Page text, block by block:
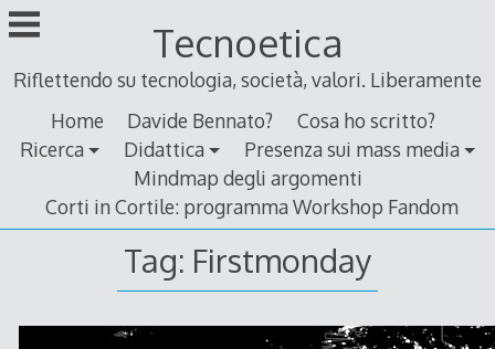
Skip
to
Tecnoetica
Riflettendo su tecnologia, società, valori. Liberamente
Home
Davide Bennato?
Cosa ho scritto?
Ricerca
Didattica
Presenza sui mass media
Mindmap degli argomenti
Corti in Cortile: programma Workshop Fandom
Tag: Firstmonday